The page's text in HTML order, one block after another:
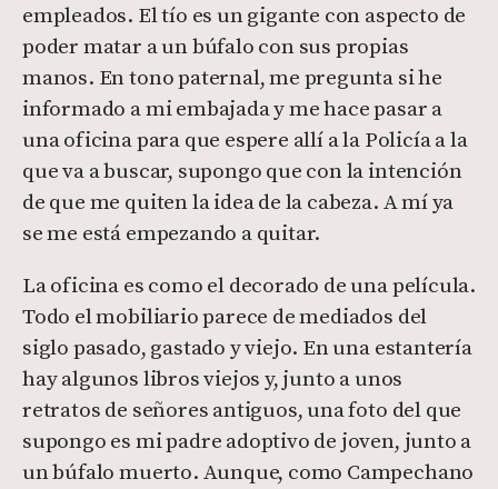
empleados. El tío es un gigante con aspecto de
poder matar a un búfalo con sus propias
manos. En tono paternal, me pregunta si he
informado a mi embajada y me hace pasar a
una oficina para que espere allí a la Policía a la
que va a buscar, supongo que con la intención
de que me quiten la idea de la cabeza. A mí ya
se me está empezando a quitar.
La oficina es como el decorado de una película.
Todo el mobiliario parece de mediados del
siglo pasado, gastado y viejo. En una estantería
hay algunos libros viejos y, junto a unos
retratos de señores antiguos, una foto del que
supongo es mi padre adoptivo de joven, junto a
un búfalo muerto. Aunque, como Campechano